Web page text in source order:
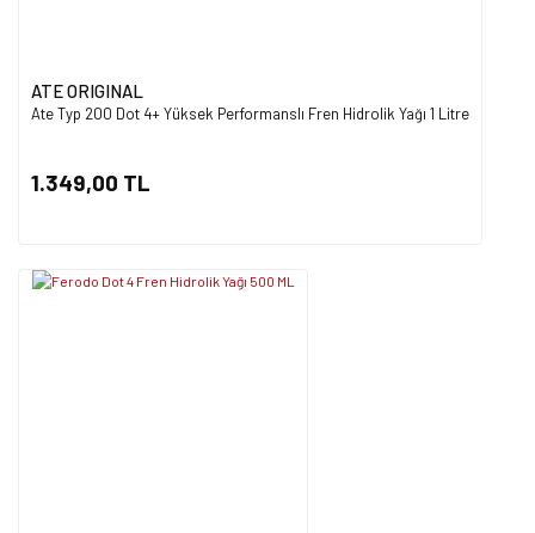
ATE ORIGINAL
Ate Typ 200 Dot 4+ Yüksek Performanslı Fren Hidrolik Yağı 1 Litre
1.349,00 TL